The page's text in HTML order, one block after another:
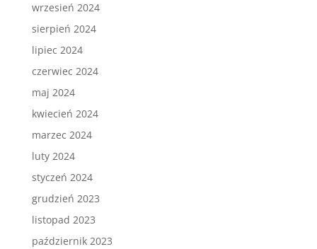
wrzesień 2024
sierpień 2024
lipiec 2024
czerwiec 2024
maj 2024
kwiecień 2024
marzec 2024
luty 2024
styczeń 2024
grudzień 2023
listopad 2023
październik 2023